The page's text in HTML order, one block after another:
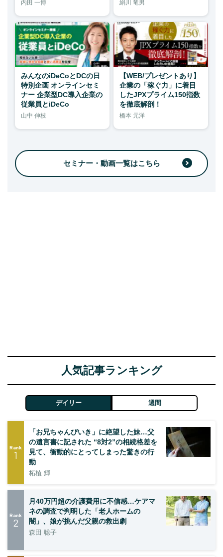
内田 一博 絹川 竜男
みんなのiDeCoとDCの日
特別企画 オンラインセミ
ナー 企業型DC導入企業の
従業員とiDeCo
山中 伸枝
【WEB/プレゼントあり】
企業の「稼ぐ力」に着目
したJPXプライム150指数
を徹底解剖！
橋本 元洋
セミナー・動画一覧はこちら
人気記事ランキング
デイリー 週間
Rank
1
「お兄ちゃんびいき」に絶望した妹…父
の遺言書に記された “8対2”の相続格差を
見て、衝動的にとってしまった驚きの行
動
柘植 輝
Rank
2
月40万円超の介護費用に不信感…ケアマ
ネの調査で判明した「老人ホームの
闇」、娘が挑んだ父親の救出劇
森田 聡子